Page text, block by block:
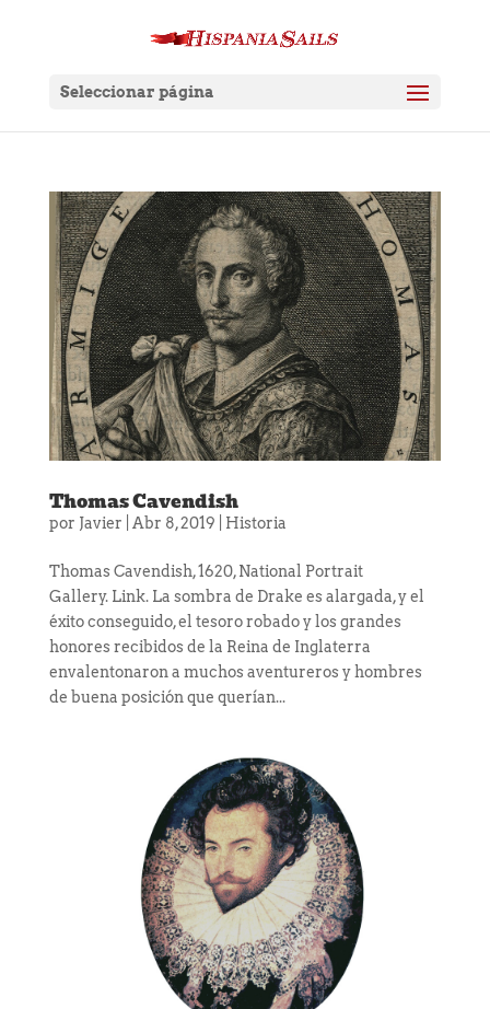
Seleccionar página
Thomas Cavendish
por Javier Abr 8, 2019 Historia
Thomas Cavendish, 1620, National Portrait
Gallery. Link. La sombra de Drake es alargada, y el
éxito conseguido, el tesoro robado y los grandes
honores recibidos de la Reina de Inglaterra
envalentonaron a muchos aventureros y hombres
de buena posición que querían...